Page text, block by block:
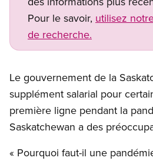
Pour le savoir, utilisez
de recherche.
Le gouvernement de la
supplément salarial pour
première ligne pendant la
Saskatchewan a des
« Pourquoi faut-il une